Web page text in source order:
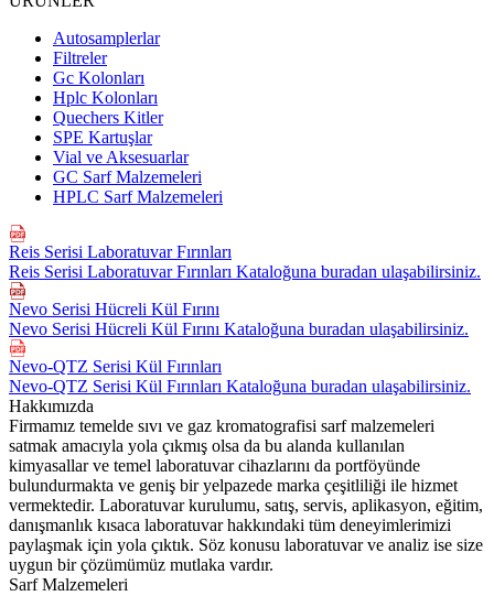
Autosamplerlar
Filtreler
Gc Kolonları
Hplc Kolonları
Quechers Kitler
SPE Kartuşlar
Vial ve Aksesuarlar
GC Sarf Malzemeleri
HPLC Sarf Malzemeleri
Reis Serisi Laboratuvar Fırınları
Reis Serisi Laboratuvar Fırınları Kataloğuna buradan ulaşabilirsiniz.
Nevo Serisi Hücreli Kül Fırını
Nevo Serisi Hücreli Kül Fırını Kataloğuna buradan ulaşabilirsiniz.
Nevo-QTZ Serisi Kül Fırınları
Nevo-QTZ Serisi Kül Fırınları Kataloğuna buradan ulaşabilirsiniz.
Hakkımızda
Firmamız temelde sıvı ve gaz kromatografisi sarf malzemeleri
satmak amacıyla yola çıkmış olsa da bu alanda kullanılan
kimyasallar ve temel laboratuvar cihazlarını da portföyünde
bulundurmakta ve geniş bir yelpazede marka çeşitliliği ile hizmet
vermektedir. Laboratuvar kurulumu, satış, servis, aplikasyon, eğitim,
danışmanlık kısaca laboratuvar hakkındaki tüm deneyimlerimizi
paylaşmak için yola çıktık. Söz konusu laboratuvar ve analiz ise size
uygun bir çözümümüz mutlaka vardır.
Sarf Malzemeleri